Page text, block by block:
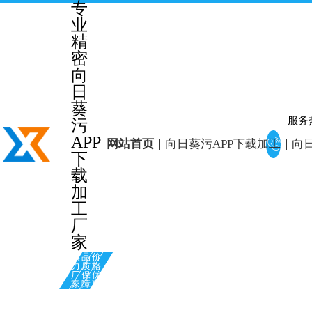
专
业
精
密
向
日
葵
污
APP
下
载
加
工
厂
家
实
力
厂
家
品
质
保
障
价
格
优
惠
网站首页 向日葵污APP下载加工 向

服务